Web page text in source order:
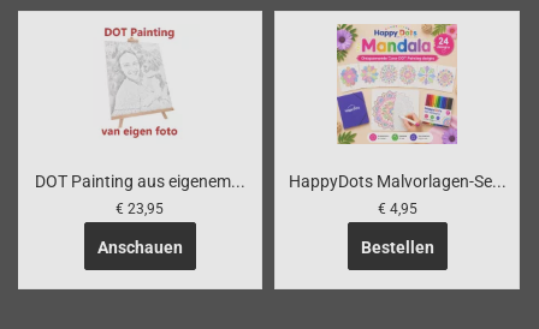
DOT Painting aus eigenem...
€ 23,95
Anschauen
HappyDots Malvorlagen-Se...
€ 4,95
Bestellen